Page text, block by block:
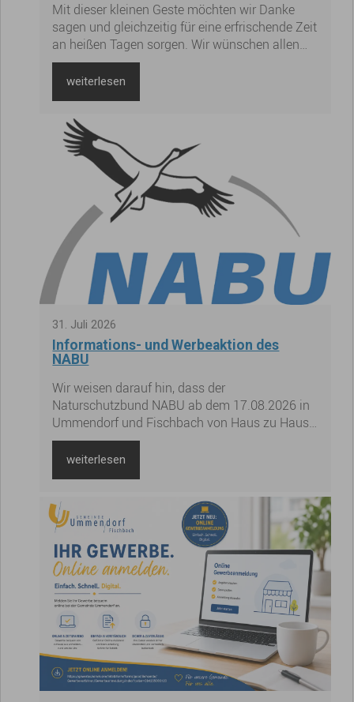
Mit dieser kleinen Geste möchten wir Danke
sagen und gleichzeitig für eine erfrischende Zeit
an heißen Tagen sorgen. Wir wünschen allen
eine angenehme, sonnige und gesunde Woche!
☀️💦
weiterlesen
31 . Juli 2026
Informations- und Werbeaktion des
NABU
Wir weisen darauf hin, dass der
Naturschutzbund NABU ab dem 17.08.2026 in
Ummendorf und Fischbach von Haus zu Haus
für mehr Mitglieder wirbt.
weiterlesen